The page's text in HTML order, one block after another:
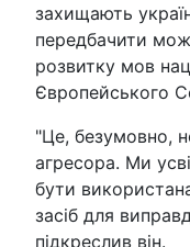
захищають
передбачити
розвитку мов
Європейського
"Це, безумовно,
агресора. Ми
бути
засіб для
підкреслив він.